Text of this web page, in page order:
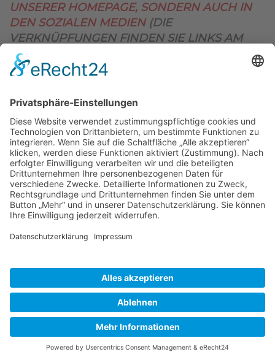
UNSERER HOMEPAGE, SONDERN AUCH IN
DEN SOZIALEN MEDIEN (DIE
VERKNÜPFUNGEN FINDEN SIE LINKS AM
OBEREN SEITENRAND)
BIENENZUCHTVEREIN SULZBACH-ROSENBERG
1871 E.V.
1. Vorsitzender
Matthias Bohmann
Siebeneichen 13
92237 Sulzbach-Rosenberg
E-Mail: vorstand@bienenzuchtverein-sulzbach-
Copyright © Bienenzuchtverein
Sulzbach-Rosenberg 1871 e.V.
Kontakt|Impressum|Datenschutzerklärung|
Cookie-Einstellungen